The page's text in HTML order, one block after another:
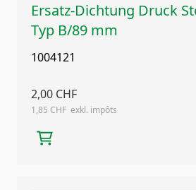
Ersatz-Dichtung Druck
Typ B/89 mm
1004121
2,00 CHF
1,85 CHF